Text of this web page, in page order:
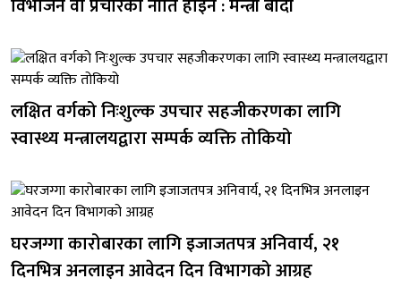
लक्षित वर्गको निःशुल्क उपचार सहजीकरणका लागि
स्वास्थ्य मन्त्रालयद्वारा सम्पर्क व्यक्ति तोकियो
घरजग्गा कारोबारका लागि इजाजतपत्र अनिवार्य, २१
दिनभित्र अनलाइन आवेदन दिन विभागको आग्रह